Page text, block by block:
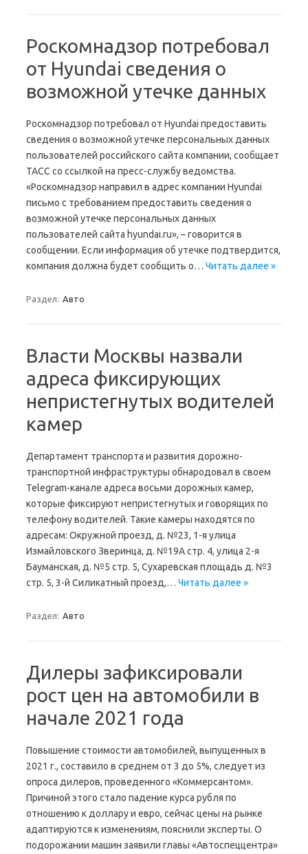
Роскомнадзор потребовал
от Hyundai сведения о
возможной утечке данных
Роскомнадзор потребовал от Hyundai предоставить
сведения о возможной утечке персональных данных
пользователей российского сайта компании, сообщает
ТАСС со ссылкой на пресс-службу ведомства.
«Роскомнадзор направил в адрес компании Hyundai
письмо с требованием предоставить сведения о
возможной утечке персональных данных
пользователей сайта hyundai.ru», – говорится в
сообщении. Если информация об утечке подтвердится,
компания должна будет сообщить о… Читать далее »
Раздел: Авто
Власти Москвы назвали
адреса фиксирующих
непристегнутых водителей
камер
Департамент транспорта и развития дорожно-
транспортной инфраструктуры обнародовал в своем
Telegram-канале адреса восьми дорожных камер,
которые фиксируют непристегнутых и говорящих по
телефону водителей. Такие камеры находятся по
адресам: Окружной проезд, д. №23, 1-я улица
Измайловского Зверинца, д. №19А стр. 4, улица 2-я
Бауманская, д. №5 стр. 5, Сухаревская площадь д. №3
стр. 5, 3-й Силикатный проезд,… Читать далее »
Раздел: Авто
Дилеры зафиксировали
рост цен на автомобили в
начале 2021 года
Повышение стоимости автомобилей, выпущенных в
2021 г., составило в среднем от 3 до 5%, следует из
опроса дилеров, проведенного «Коммерсантом».
Причиной этого стало падение курса рубля по
отношению к доллару и евро, сейчас цены на рынке
адаптируются к изменениям, пояснили эксперты. О
подорожании машин заявили главы «Автоспеццентра»